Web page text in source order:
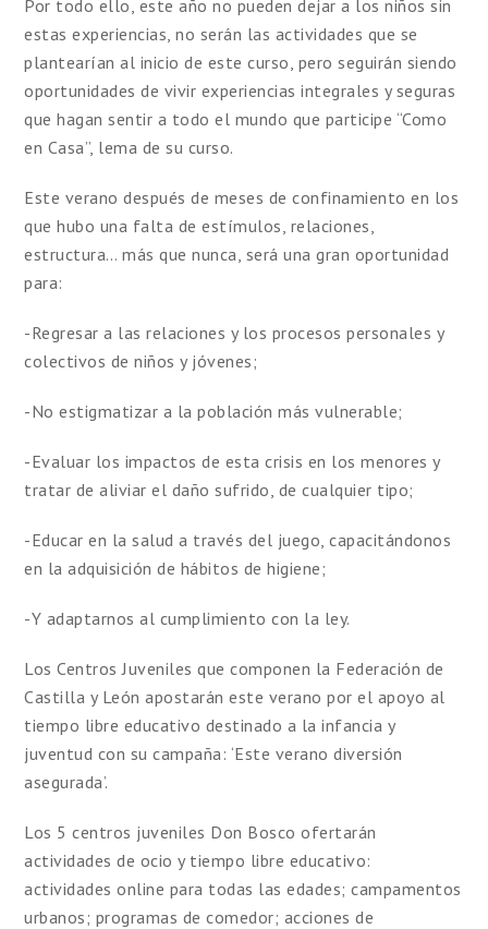
Por todo ello, este año no pueden dejar a los niños sin
estas experiencias, no serán las actividades que se
plantearían al inicio de este curso, pero seguirán siendo
oportunidades de vivir experiencias integrales y seguras
que hagan sentir a todo el mundo que participe “Como
en Casa”, lema de su curso.
Este verano después de meses de confinamiento en los
que hubo una falta de estímulos, relaciones,
estructura… más que nunca, será una gran oportunidad
para:
-Regresar a las relaciones y los procesos personales y
colectivos de niños y jóvenes;
-No estigmatizar a la población más vulnerable;
-Evaluar los impactos de esta crisis en los menores y
tratar de aliviar el daño sufrido, de cualquier tipo;
-Educar en la salud a través del juego, capacitándonos
en la adquisición de hábitos de higiene;
-Y adaptarnos al cumplimiento con la ley.
Los Centros Juveniles que componen la Federación de
Castilla y León apostarán este verano por el apoyo al
tiempo libre educativo destinado a la infancia y
juventud con su campaña: ‘Este verano diversión
asegurada’.
Los 5 centros juveniles Don Bosco ofertarán
actividades de ocio y tiempo libre educativo:
actividades online para todas las edades; campamentos
urbanos; programas de comedor; acciones de